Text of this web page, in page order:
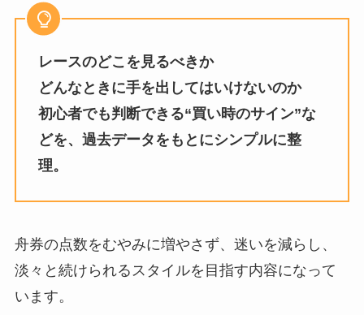
レースのどこを見るべきか
どんなときに手を出してはいけないのか
初心者でも判断できる“買い時のサイン”な
どを、過去データをもとにシンプルに整
理。
舟券の点数をむやみに増やさず、迷いを減らし、
淡々と続けられるスタイルを目指す内容になって
います。